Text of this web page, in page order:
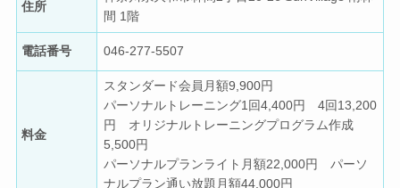
住所
間 1階
電話番号 046-277-5507
料金
スタンダード会員月額9,900円
パーソナルトレーニング1回4,400円 4回13,200
円 オリジナルトレーニングプログラム作成
5,500円
パーソナルプランライト月額22,000円 パーソ
ナルプラン通い放題月額44,000円